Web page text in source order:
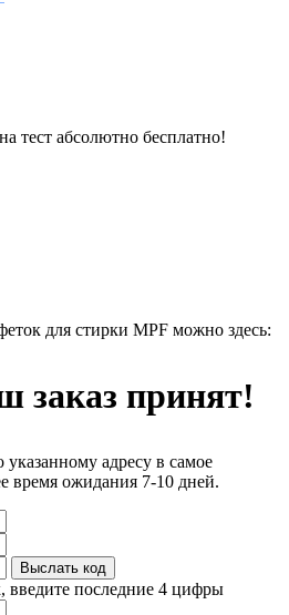
тест абсолютно бесплатно!
для стирки MPF можно здесь:
заказ принят!
адресу в самое
время ожидания 7-10 дней.
Выслать код
введите последние 4 цифры